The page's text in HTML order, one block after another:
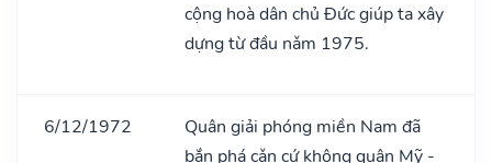
cộng hoà dân chủ Đức giúp ta xây
dựng từ đầu nǎm 1975.
6/12/1972
Quân giải phóng miền Nam đã
bắn phá cǎn cứ không quân Mỹ -